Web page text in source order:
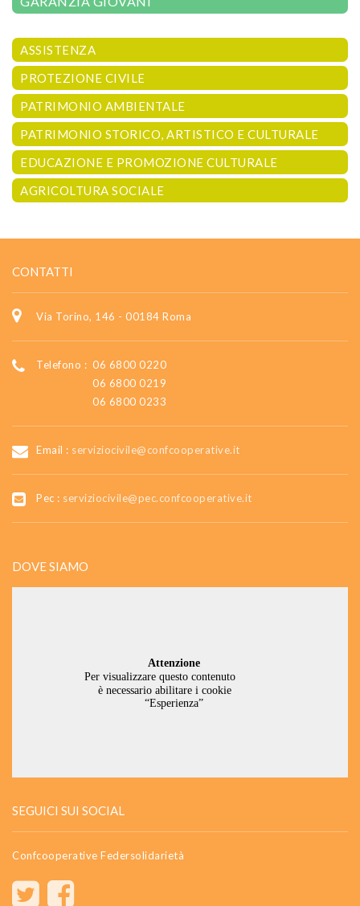
ASSISTENZA
PROTEZIONE CIVILE
PATRIMONIO AMBIENTALE
PATRIMONIO STORICO, ARTISTICO E CULTURALE
EDUCAZIONE E PROMOZIONE CULTURALE
AGRICOLTURA SOCIALE
CONTATTI
Via Torino, 146 - 00184 Roma
Telefono : 06 6800 0220
06 6800 0219
06 6800 0233
Email : serviziocivile@confcooperative.it
Pec : serviziocivile@pec.confcooperative.it
DOVE SIAMO
SEGUICI SUI SOCIAL
Confcooperative Federsolidarietà